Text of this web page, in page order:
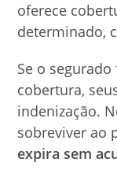
oferece
determinado,
Se o
cobertura,
indenização.
sobreviver ao
expira sem